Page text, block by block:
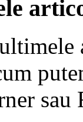
sau